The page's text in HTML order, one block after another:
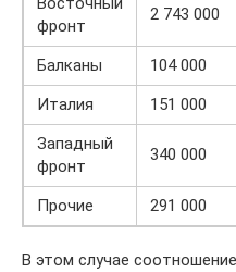
фронт
2 743 000
Балканы 104 000
Италия
151 000
Западный
фронт
340 000
Прочие 291 000
В этом случае